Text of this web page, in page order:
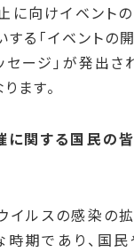
に向けイベント
る「イベントの
ージ」が発出さ
ます。
に関する国民の
ルスの感染の
時期であり、国